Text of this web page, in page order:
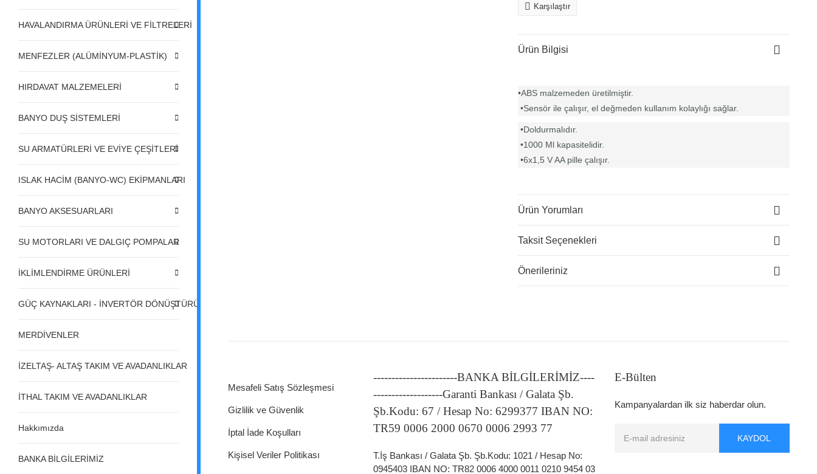
HAVALANDIRMA ÜRÜNLERİ VE FİLTRELERİ
MENFEZLER (ALÜMİNYUM-PLASTİK)
HIRDAVAT MALZEMELERİ
BANYO DUŞ SİSTEMLERİ
SU ARMATÜRLERİ VE EVİYE ÇEŞİTLERİ
ISLAK HACİM (BANYO-WC) EKİPMANLARI
BANYO AKSESUARLARI
SU MOTORLARI VE DALGIÇ POMPALAR
İKLİMLENDİRME ÜRÜNLERİ
GÜÇ KAYNAKLARI - İNVERTÖR DÖNÜŞTÜRÜCÜLER - REGÜLATÖRLER
MERDİVENLER
İZELTAŞ- ALTAŞ TAKIM VE AVADANLIKLAR
İTHAL TAKIM VE AVADANLIKLAR
Hakkımızda
BANKA BİLGİLERİMİZ
Karşılaştır
Ürün Bilgisi
•ABS malzemeden üretilmiştir.
•Sensör ile çalışır, el değmeden kullanım kolaylığı sağlar.
•Doldurmalıdır.
•1000 Ml kapasitelidir.
•6x1,5 V AA pille çalışır.
Ürün Yorumları
Taksit Seçenekleri
Önerileriniz
Mesafeli Satış Sözleşmesi
Gizlilik ve Güvenlik
İptal İade Koşulları
Kişisel Veriler Politikası
-----------------------BANKA BİLGİLERİMİZ----
-------------------Garanti Bankası / Galata Şb.
Şb.Kodu: 67 / Hesap No: 6299377 IBAN NO:
TR59 0006 2000 0670 0006 2993 77
T.İş Bankası / Galata Şb. Şb.Kodu: 1021 / Hesap No:
0945403 IBAN NO: TR82 0006 4000 0011 0210 9454 03
E-Bülten
Kampanyalardan ilk siz haberdar olun.
KAYDOL